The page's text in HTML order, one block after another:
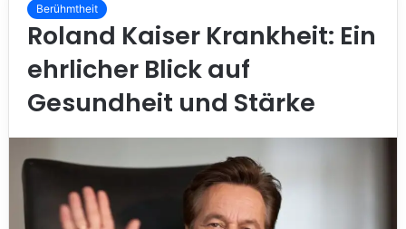
Berühmtheit
Roland Kaiser Krankheit: Ein
ehrlicher Blick auf
Gesundheit und Stärke